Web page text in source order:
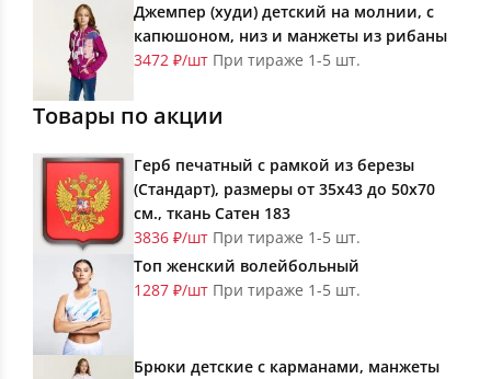
Джемпер (худи) детский на молнии, с
капюшоном, низ и манжеты из рибаны
3472 ₽/шт При тираже 1-5 шт.
Товары по акции
Герб печатный с рамкой из березы
(Стандарт), размеры от 35х43 до 50х70
см., ткань Сатен 183
3836 ₽/шт При тираже 1-5 шт.
Топ женский волейбольный
1287 ₽/шт При тираже 1-5 шт.
Брюки детские с карманами, манжеты